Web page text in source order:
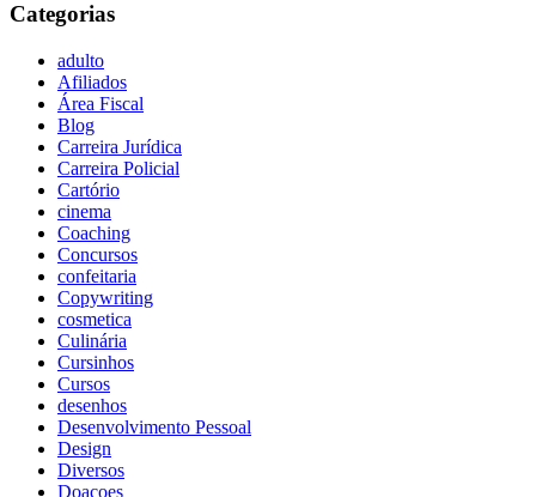
Categorias
adulto
Afiliados
Área Fiscal
Blog
Carreira Jurídica
Carreira Policial
Cartório
cinema
Coaching
Concursos
confeitaria
Copywriting
cosmetica
Culinária
Cursinhos
Cursos
desenhos
Desenvolvimento Pessoal
Design
Diversos
Doaçoes